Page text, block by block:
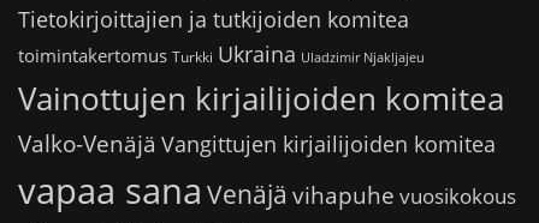
Tietokirjoittajien ja tutkijoiden komitea
toimintakertomus Turkki Ukraina Uladzimir Njakljajeu
Vainottujen kirjailijoiden komitea
Valko-Venäjä Vangittujen kirjailijoiden komitea
vapaa sana Venäjä vihapuhe vuosikokous